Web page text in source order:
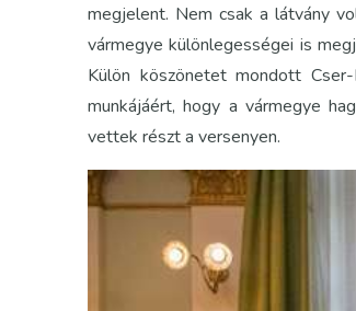
megjelent. Nem csak a látvány
vármegye különlegességei is
Külön köszönetet mondott
munkájáért, hogy a vármegye
vettek részt a versenyen.